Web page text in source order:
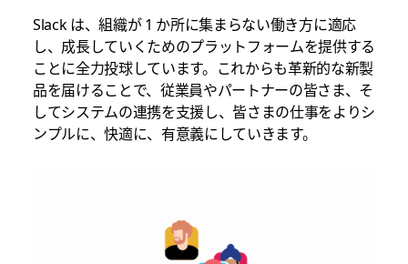
Slack は、組織が 1 か所に集まらない働き方に適応
し、成長していくためのプラットフォームを提供する
ことに全力投球しています。これからも革新的な新製
品を届けることで、従業員やパートナーの皆さま、そ
してシステムの連携を支援し、皆さまの仕事をよりシ
ンプルに、快適に、有意義にしていきます。